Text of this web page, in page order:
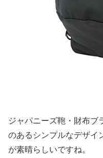
ジャパニーズ鞄・財布ブ
のあるシンプルなデザイ
が素晴らしいですね。